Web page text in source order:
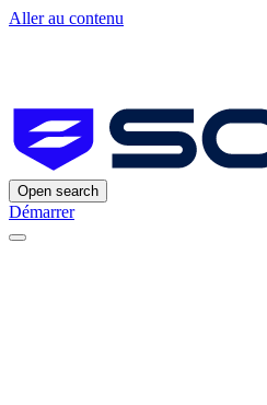
Aller au contenu
Open search
Démarrer